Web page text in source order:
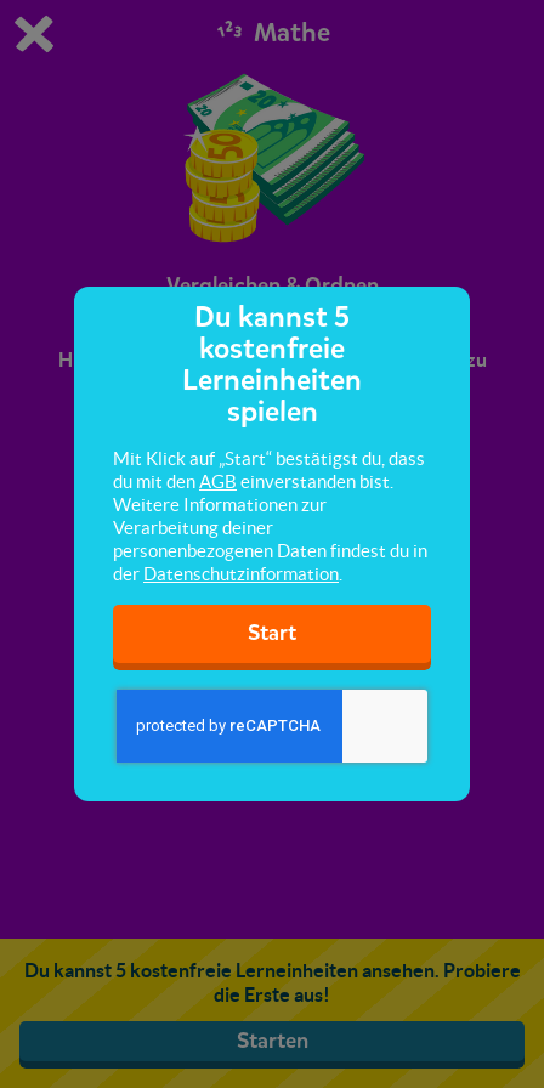
Du spielst die kostenfreie Testversion von scoyo.
Jetzt bestellen
0 1
Mathe
Vergleichen & Ordnen
Hier lernst du, Geldbeträge zu vergleichen und zu
ordnen.
Du kannst 5 kostenfreie Lerneinheiten ansehen. Probiere
die Erste aus!
Starten
Du kannst 5
kostenfreie
Lerneinheiten
spielen
Mit Klick auf „Start“ bestätigst du, dass
du mit denAGB einverstanden bist.
Weitere Informationen zur
Verarbeitung deiner
personenbezogenen Daten findest du in
der Datenschutzinformation
Start